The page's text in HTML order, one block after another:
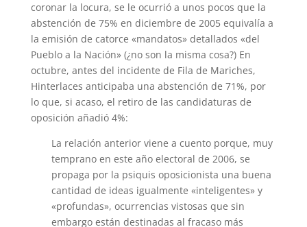
coronar la locura, se le ocurrió a unos pocos que la
abstención de 75% en diciembre de 2005 equivalía a
la emisión de catorce «mandatos» detallados «del
Pueblo a la Nación» (¿no son la misma cosa?) En
octubre, antes del incidente de Fila de Mariches,
Hinterlaces anticipaba una abstención de 71%, por
lo que, si acaso, el retiro de las candidaturas de
oposición añadió 4%:
La relación anterior viene a cuento porque, muy
temprano en este año electoral de 2006, se
propaga por la psiquis oposicionista una buena
cantidad de ideas igualmente «inteligentes» y
«profundas», ocurrencias vistosas que sin
embargo están destinadas al fracaso más